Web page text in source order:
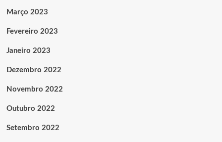
Março 2023
Fevereiro 2023
Janeiro 2023
Dezembro 2022
Novembro 2022
Outubro 2022
Setembro 2022